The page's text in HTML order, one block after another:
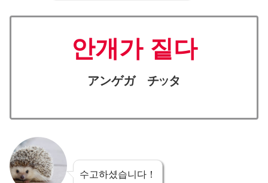
안개가 짙다
アンゲガ チツタ
수고하셨습니다！